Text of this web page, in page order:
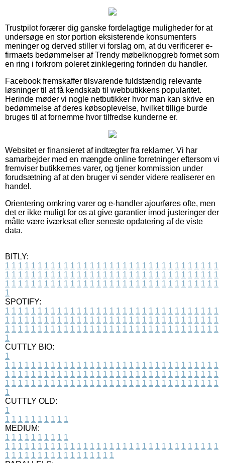
Trustpilot forærer dig ganske fordelagtige muligheder for at
undersøge en stor portion eksisterende konsumenters
meninger og derved stiller vi forslag om, at du verificerer e-
firmaets bedømmelser af Trendy møbelknopgreb formet som
en ring i forkrom poleret zinklegering forinden du handler.
Facebook fremskaffer tilsvarende fuldstændig relevante
løsninger til at få kendskab til webbutikkens popularitet.
Herinde møder vi nogle netbutikker hvor man kan skrive en
bedømmelse af deres købsoplevelse, hvilket tillige burde
bruges til at fornemme hvor tilfredse kunderne er.
Websitet er finansieret af indtægter fra reklamer. Vi har
samarbejder med en mængde online forretninger eftersom vi
fremviser butikkernes varer, og tjener kommission under
forudsætning af at den bruger vi sender videre realiserer en
handel.
Orientering omkring varer og e-handler ajourføres ofte, men
det er ikke muligt for os at give garantier imod justeringer der
måtte være iværksat efter seneste opdatering af de viste
data.
BITLY:
1 1 1 1 1 1 1 1 1 1 1 1 1 1 1 1 1 1 1 1 1 1 1 1 1 1 1 1 1 1 1 1 1
1 1 1 1 1 1 1 1 1 1 1 1 1 1 1 1 1 1 1 1 1 1 1 1 1 1 1 1 1 1 1 1 1
1 1 1 1 1 1 1 1 1 1 1 1 1 1 1 1 1 1 1 1 1 1 1 1 1 1 1 1 1 1 1 1 1
1
SPOTIFY:
1 1 1 1 1 1 1 1 1 1 1 1 1 1 1 1 1 1 1 1 1 1 1 1 1 1 1 1 1 1 1 1 1
1 1 1 1 1 1 1 1 1 1 1 1 1 1 1 1 1 1 1 1 1 1 1 1 1 1 1 1 1 1 1 1 1
1 1 1 1 1 1 1 1 1 1 1 1 1 1 1 1 1 1 1 1 1 1 1 1 1 1 1 1 1 1 1 1 1
1
CUTTLY BIO:
1
1 1 1 1 1 1 1 1 1 1 1 1 1 1 1 1 1 1 1 1 1 1 1 1 1 1 1 1 1 1 1 1 1
1 1 1 1 1 1 1 1 1 1 1 1 1 1 1 1 1 1 1 1 1 1 1 1 1 1 1 1 1 1 1 1 1
1 1 1 1 1 1 1 1 1 1 1 1 1 1 1 1 1 1 1 1 1 1 1 1 1 1 1 1 1 1 1 1 1
1
CUTTLY OLD:
1
1 1 1 1 1 1 1 1 1 1
MEDIUM:
1 1 1 1 1 1 1 1 1 1
1 1 1 1 1 1 1 1 1 1 1 1 1 1 1 1 1 1 1 1 1 1 1 1 1 1 1 1 1 1 1 1 1
1 1 1 1 1 1 1 1 1 1 1 1 1 1 1 1 1